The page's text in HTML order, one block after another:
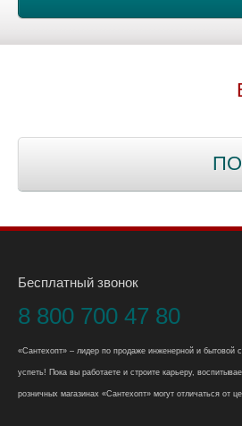
Бесплатный звонок
8 800 700 47 80
«Сантехопт» – лидер по продаже инженерной и бытовой
успеть! Пока вы работаете и строите карьеру,
розничных магазинах «Сантехопт» могут отличаться от